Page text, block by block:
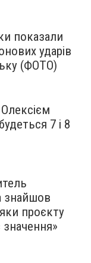
показали
ударів
(ФОТО)
7 і 8
знайшов
проєкту